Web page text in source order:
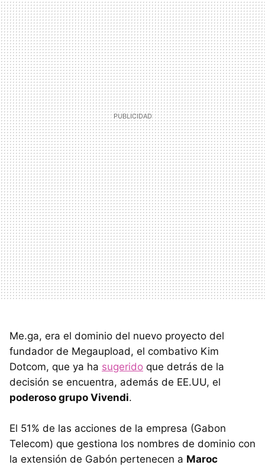
Me.ga, era el dominio del nuevo proyecto del
fundador de Megaupload, el combativo Kim
Dotcom, que ya ha sugerido que detrás de la
decisión se encuentra, además de EE.UU, el
poderoso grupo Vivendi.
El 51% de las acciones de la empresa (Gabon
Telecom) que gestiona los nombres de dominio con
la extensión de Gabón pertenecen a Maroc